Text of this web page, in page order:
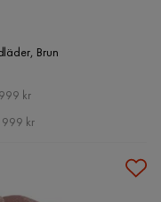
Brun
kr
999 kr